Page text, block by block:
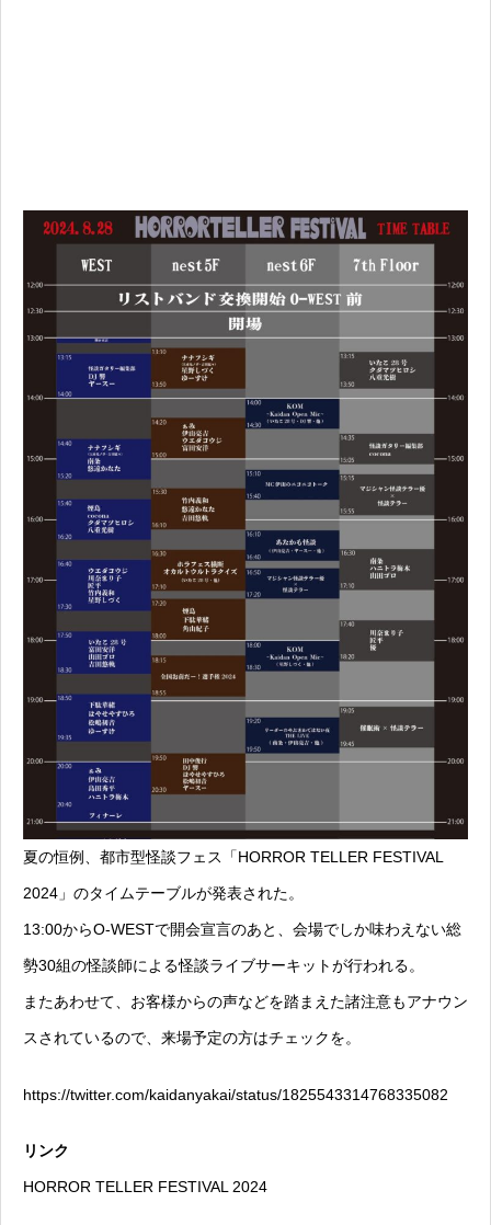
夏の恒例、都市型怪談フェス「HORROR TELLER FESTIVAL
2024」のタイムテーブルが発表された。
13:00からO-WESTで開会宣言のあと、会場でしか味わえない総
勢30組の怪談師による怪談ライブサーキットが行われる。
またあわせて、お客様からの声などを踏まえた諸注意もアナウン
スされているので、来場予定の方はチェックを。
https://twitter.com/kaidanyakai/status/1825543314768335082
リンク
HORROR TELLER FESTIVAL 2024